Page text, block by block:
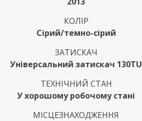
КОЛІР
Сірий/темно-сірий
ЗАТИСКАЧ
Універсальний затискач 130TU
ТЕХНІЧНИЙ СТАН
У хорошому робочому стані
МІСЦЕЗНАХОДЖЕННЯ